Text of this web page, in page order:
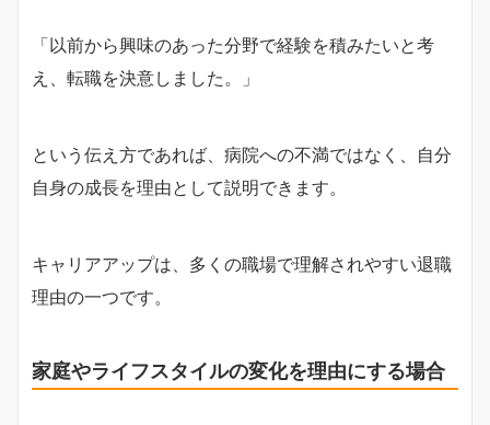
「以前から興味のあった分野で経験を積みたいと考
え、転職を決意しました。」
という伝え方であれば、病院への不満ではなく、自分
自身の成長を理由として説明できます。
キャリアアップは、多くの職場で理解されやすい退職
理由の一つです。
家庭やライフスタイルの変化を理由にする場合